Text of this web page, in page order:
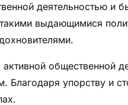
деятельностью и
выдающимися
общественной
упорству и